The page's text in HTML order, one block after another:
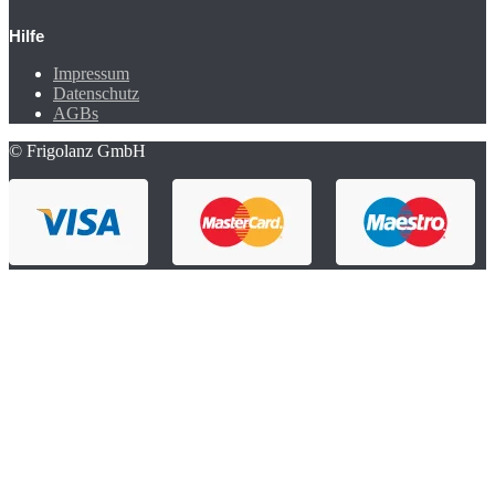
Hilfe
Impressum
Datenschutz
AGBs
© Frigolanz GmbH